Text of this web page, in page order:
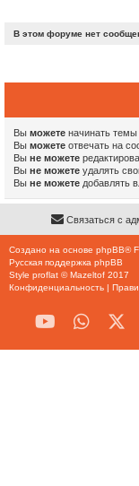
В этом форуме нет
Вы можете начинать темы
Вы можете отвечать на
Вы не можете
Вы не можете удалять
Вы не можете добавлять
Связаться с
Создано на основе phpBB®
Русская поддержка phpBB
Style proflat ©Mazeltof 2017
Конфиденциальность |